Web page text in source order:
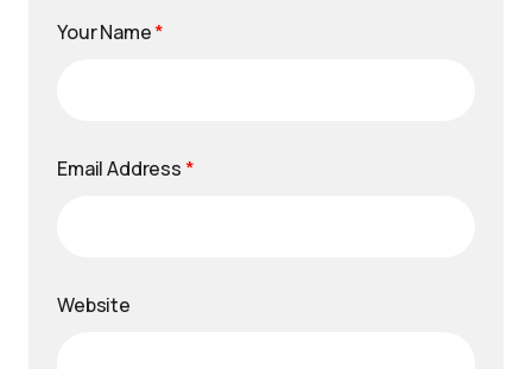
Your Name*
Email Address *
Website